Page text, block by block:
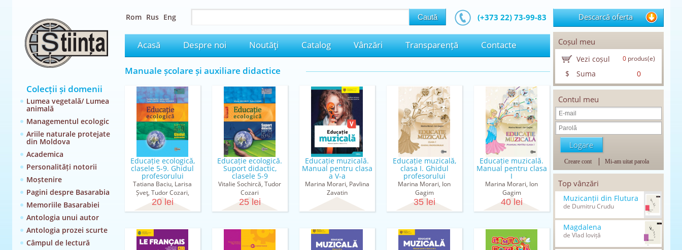
Colecții și domenii
Lumea vegetală/ Lumea
animală
Managementul ecologic
Ariile naturale protejate
din Moldova
Academica
Personalități notorii
Moștenire
Pagini despre Basarabia
Memoriile Basarabiei
Antologia unui autor
Antologia prozei scurte
Câmpul de lectură
Rom Rus Eng (+373 22) 73-99-83
Acasă Despre noi Noutăţi Catalog Vânzări Transparență Contacte
Manuale școlare și auxiliare didactice
Educație ecologică,
clasele 5-9. Ghidul
profesorului
Tatiana Baciu, Larisa
Șveţ, Tudor Cozari,
Vitalie Sochircă
20 lei
Educație ecologică.
Suport didactic,
clasele 5-9
Vitalie Sochircă, Tudor
Cozari
25 lei
Educație muzicală.
Manual pentru clasa
a V-a
Marina Morari, Pavlina
Zavatin
​Educație muzicală,
clasa I. Ghidul
profesorului
Marina Morari, Ion
Gagim
35 lei
Educație muzicală.
Manual pentru clasa
I
Marina Morari, Ion
Gagim
40 lei
Descarcă oferta
Coșul meu
Vezi coșul 0produs(e)
$ Suma 0
Contul meu
Creare cont Mi-am uitat parola
Top vânzări
Muzicanții din Flutura
de Dumitru Crudu
Magdalena
de Vlad Ioviță